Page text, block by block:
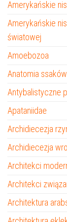
Amerykańskie
Amerykańskie
światowej
Amoebozoa
Anatomia ssaków
Antybalistyczne
Apataniidae
Archidiecezja
Archidiecezja
Architekci
Architekci
Architektura